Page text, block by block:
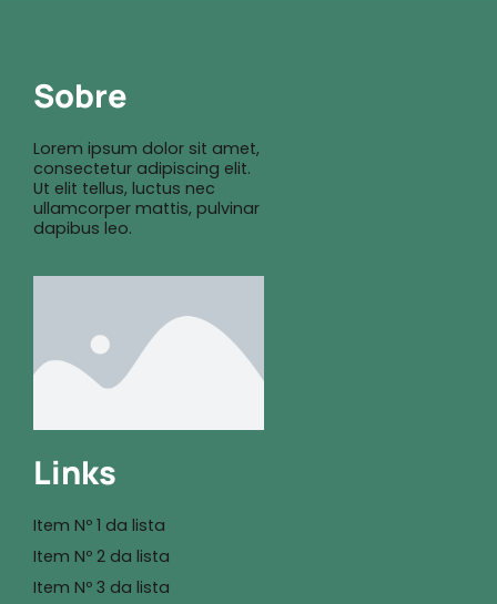
Sobre
Lorem ipsum dolor sit amet,
consectetur adipiscing elit.
Ut elit tellus, luctus nec
ullamcorper mattis, pulvinar
dapibus leo.
Links
Item Nº 1 da lista
Item Nº 2 da lista
Item Nº 3 da lista